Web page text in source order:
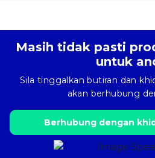
Masih tidak pasti
untuk
Sila tinggalkan butiran dan
akan berhubung
Berhubung dengan